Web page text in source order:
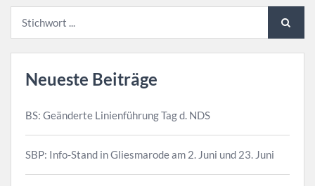
Neueste Beiträge
BS: Geänderte Linienführung Tag d. NDS
SBP: Info-Stand in Gliesmarode am 2. Juni und 23. Juni